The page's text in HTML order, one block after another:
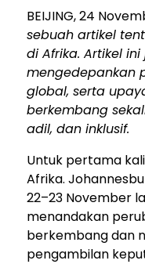
BEIJING,24
sebuah artikel
di Afrika. Artikel
mengedepankan
global, serta
berkembang
adil, dan inklusif.
Untuk pertama
Afrika.
22–23 November
menandakan
berkembang dan
pengambilan